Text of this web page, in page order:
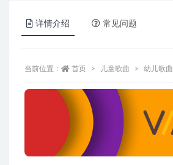
详情介绍 常见问题
当前位置： 首页 儿童歌曲 幼儿歌曲